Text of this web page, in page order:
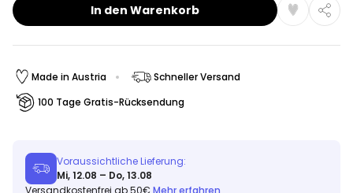
In den Warenkorb
Made in Austria
Schneller Versand
100 Tage Gratis-Rücksendung
Voraussichtliche Lieferung:
Mi, 12.08 – Do, 13.08
Versandkostenfrei ab 50€ Mehr erfahren